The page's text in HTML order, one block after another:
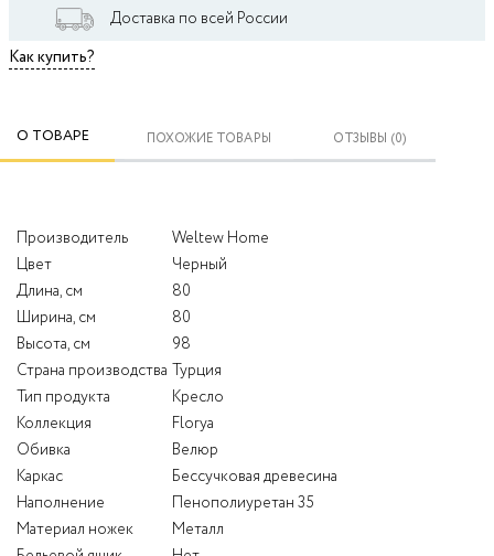
Доставка по всей России
Как купить?
О ТОВАРЕ ПОХОЖИЕ ТОВАРЫ ОТЗЫВЫ (0)
Производитель
Weltew Home
Цвет
Черный
Длина, см
80
Ширина, см
80
Высота, см
98
Страна производства Турция
Тип продукта
Кресло
Коллекция
Florya
Обивка
Велюр
Каркас
Бессучковая древесина
Наполнение
Пенополиуретан 35
Материал ножек
Металл